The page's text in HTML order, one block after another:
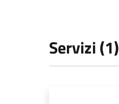
Servizi (1)